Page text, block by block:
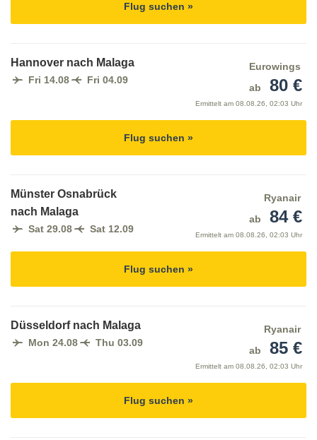
Flug suchen »
Hannover nach Malaga
Fri 14.08 Fri 04.09
Eurowings
ab
80 €
Ermittelt am 08.08.26, 02:03 Uhr
Flug suchen »
Münster Osnabrück
nach Malaga
Sat 29.08 Sat 12.09
Ryanair
ab
84 €
Ermittelt am 08.08.26, 02:03 Uhr
Flug suchen »
Düsseldorf nach Malaga
Mon 24.08 Thu 03.09
Ryanair
ab
85 €
Ermittelt am 08.08.26, 02:03 Uhr
Flug suchen »